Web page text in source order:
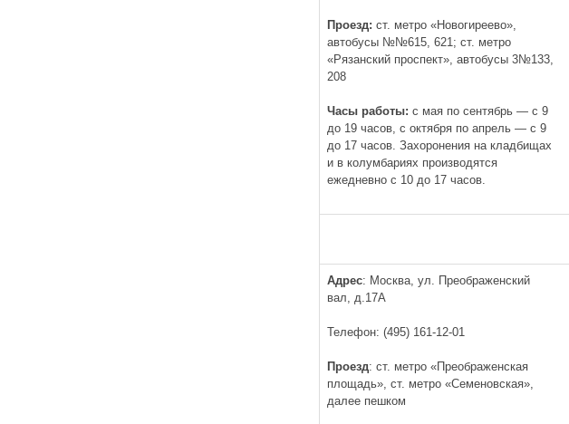
Проезд: ст. метро «Новогиреево»,
автобусы №№615, 621; ст. метро
«Рязанский проспект», автобусы 3№133,
208
Часы работы: с мая по сентябрь — с 9
до 19 часов, с октября по апрель — с 9
до 17 часов. Захоронения на кладбищах
и в колумбариях производятся
ежедневно с 10 до 17 часов.
Адрес: Москва, ул. Преображенский
вал, д.17А
Телефон: (495) 161-12-01
Проезд: ст. метро «Преображенская
площадь», ст. метро «Семеновская»,
далее пешком